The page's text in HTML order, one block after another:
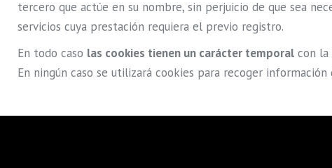
tercero que actúe en su nombre, sin perjuicio de que sea
servicios cuya prestación requiera el previo registro.
En todo caso las cookies tienen un carácter temporal con la
En ningún caso se utilizará cookies para recoger